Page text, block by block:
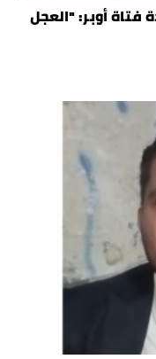
أوبر: "العجل